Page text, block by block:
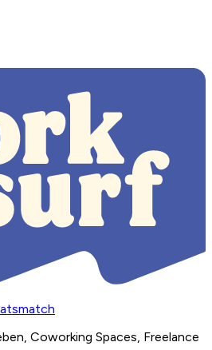
Coworking Spaces, Freelance